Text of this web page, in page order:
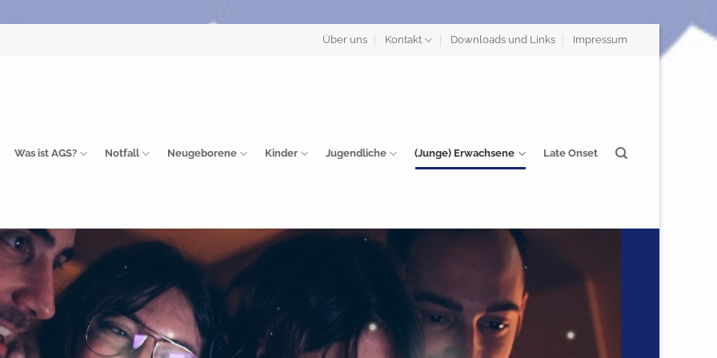
Über uns Kontakt Downloads und Links Impressum
Was ist AGS? Notfall Neugeborene Kinder Jugendliche (Junge) Erwachsene Late Onset